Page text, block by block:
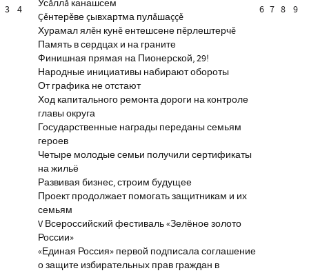
3 4
Усăллă канашсем
Çĕнтерĕве çывхартма пулăшаççĕ
Хурамал ялĕн кунĕ ентешсене пĕрлештерчĕ
Память в сердцах и на граните
Финишная прямая на Пионерской, 29!
Народные инициативы набирают обороты
От графика не отстают
Ход капитального ремонта дороги на контроле
главы округа
Государственные награды переданы семьям
героев
Четыре молодые семьи получили сертификаты
на жильё
Развивая бизнес, строим будущее
Проект продолжает помогать защитникам и их
семьям
V Всероссийский фестиваль «Зелёное золото
России»
«Единая Россия» первой подписала соглашение
о защите избирательных прав граждан в
6 7 8 9